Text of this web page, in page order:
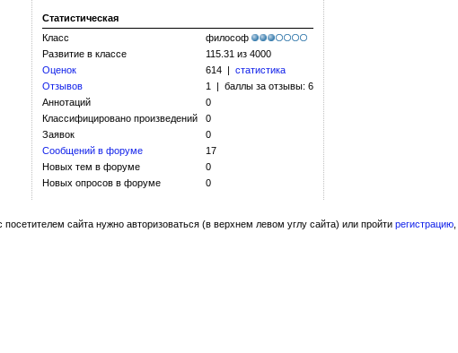
Статистическая
Класс
философ
Развитие в классе
115.31 из 4000
Оценок
614 | статистика
Отзывов
1 | баллы за отзывы: 6
Аннотаций
0
Классифицировано произведений
0
Заявок
0
Сообщений в форуме
17
Новых тем в форуме
0
Новых опросов в форуме
0
сайта нужно авторизоваться (в верхнем левом углу сайта) или пройти регистрацию